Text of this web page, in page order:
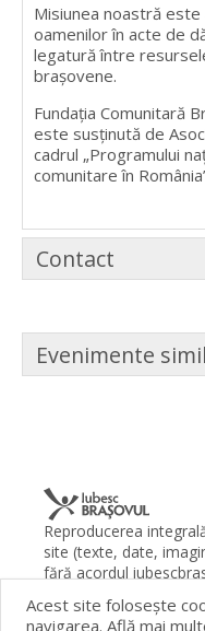
Misiunea noastră
oamenilor în acte de
legatură între
braşovene.
Fundaţia Comunitară
este susţinută de
cadrul „Programului
comunitare în
Contact
Evenimente
Reproducerea
site (texte, date,
fără acordul
Termeni şi condiţii
Acest site foloseşte
navigarea. Află mai